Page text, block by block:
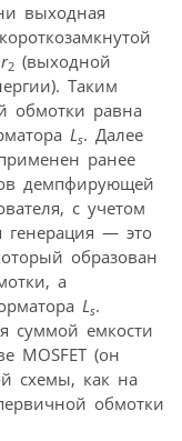
выходная
r2 (выходной
Таким
обмотки равна
Ls. Далее
ранее
демпфирующей
с учетом
генерация — это
образован
а
Ls.
суммой емкости
MOSFET (он
схемы, как на
обмотки